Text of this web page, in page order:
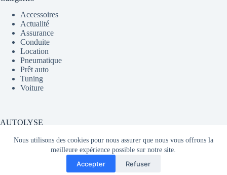
Nous utilisons des cookies pour nous assurer que nous vous offrons la
meilleure expérience possible sur notre site.
Accepter Refuser
Accessoires
Actualité
Assurance
Conduite
Location
Pneumatique
Prêt auto
Tuning
Voiture
AUTOLYSE
Média partageant du contenu sur l'actualité automobile en
France et dans le monde.